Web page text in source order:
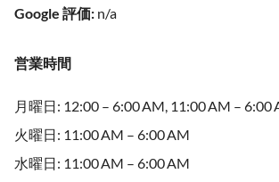
Google 評価: n/a
営業時間
月曜日: 12:00 – 6:00 AM, 11:00 AM – 6:00
火曜日: 11:00 AM – 6:00 AM
水曜日: 11:00 AM – 6:00 AM